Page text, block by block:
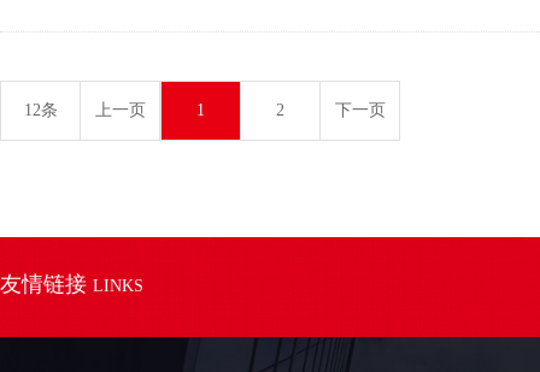
12条 上一页 1 2 下一页
友情链接 LINKS